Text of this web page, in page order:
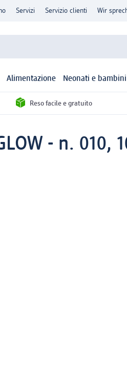
Servizi Servizio clienti Wir
Alimentazione Neonati e bambini
Reso facile e gratuito
- n. 010,